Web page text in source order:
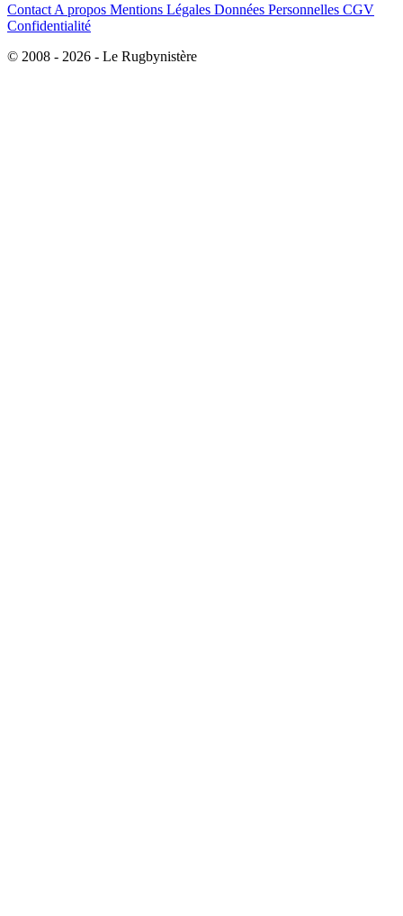
Contact A propos Mentions Légales Données Personnelles CGV
Confidentialité
© 2008 - 2026 - Le Rugbynistère